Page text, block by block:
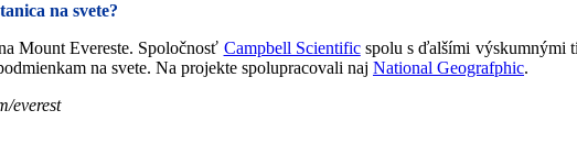
na svete?
Mount Evereste. Spoločnosť Campbell Scientificspolu s ďalšími výskumnými
na svete. Na projekte spolupracovali naj National Geografphic.
everest